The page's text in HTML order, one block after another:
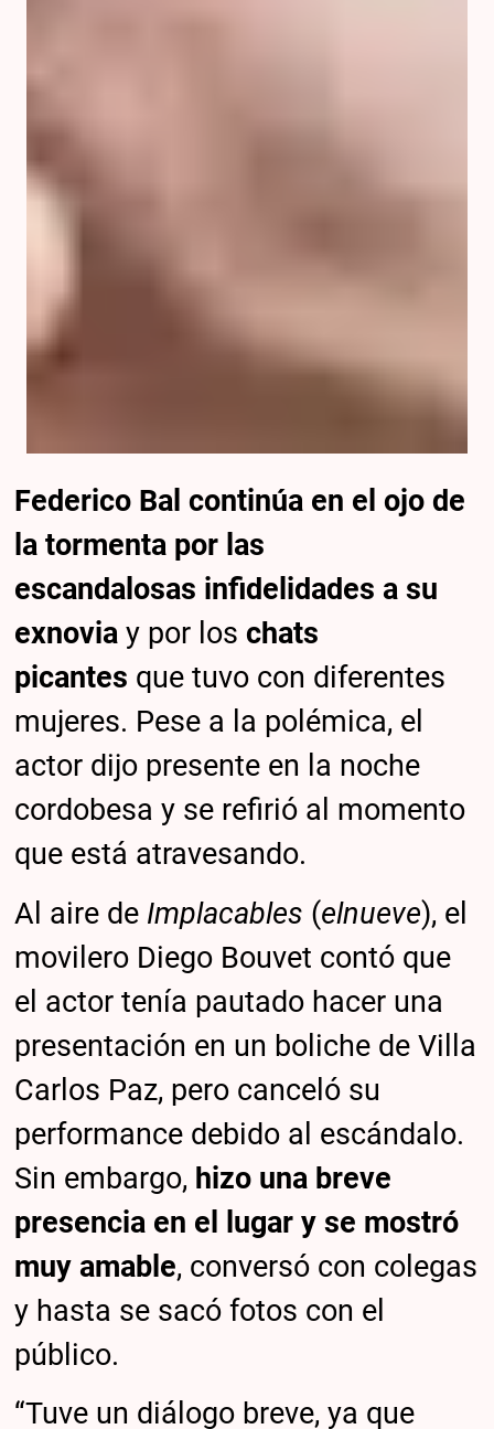
Federico Bal continúa en el ojo de
la tormenta por las
escandalosas infidelidades a su
exnovia y por loschats
picantes que tuvo con diferentes
mujeres. Pese a la polémica, el
actor dijo presente en la noche
cordobesa y se refirió al momento
que está atravesando.
Al aire de Implacables (elnueve), el
movilero Diego Bouvet contó que
el actor tenía pautado hacer una
presentación en un boliche de Villa
Carlos Paz, pero canceló su
performance debido al escándalo.
Sin embargo, hizo una breve
presencia en el lugar y se mostró
muy amable, conversó con colegas
y hasta se sacó fotos con el
público.
“Tuve un diálogo breve, ya que